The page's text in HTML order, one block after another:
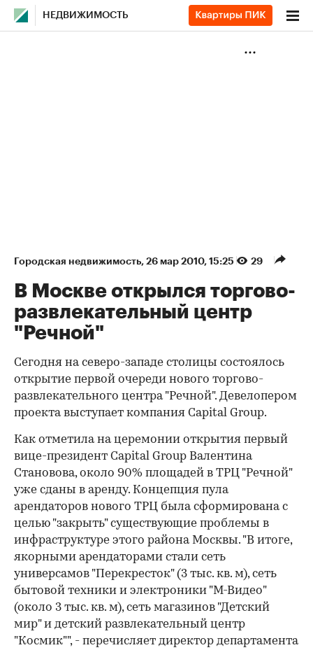
НЕДВИЖИМОСТЬ
Городская недвижимость⁠, 26 мар 2010, 15:25 29
В Москве открылся торгово-
развлекательный центр
"Речной"
Сегодня на северо-западе столицы состоялось
открытие первой очереди нового торгово-
развлекательного центра "Речной". Девелопером
проекта выступает компания Capital Group.
Как отметила на церемонии открытия первый
вице-президент Capital Group Валентина
Становова, около 90% площадей в ТРЦ "Речной"
уже сданы в аренду. Концепция пула
арендаторов нового ТРЦ была сформирована с
целью "закрыть" существующие проблемы в
инфраструктуре этого района Москвы. "В итоге,
якорными арендаторами стали сеть
универсамов "Перекресток" (3 тыс. кв. м), сеть
бытовой техники и электроники "М-Видео"
(около 3 тыс. кв. м), сеть магазинов "Детский
мир" и детский развлекательный центр
"Космик"", - перечисляет директор департамента